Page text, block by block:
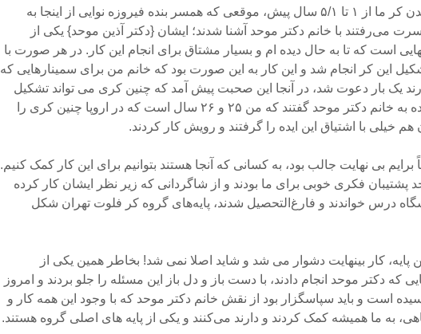
ایده تشکیل شدن کر ما از ۱ تا ۵/۱ سال پیش، موقعی که همسر بنده فیروزه نوایی از اینجا به
می‌رفتند با خانم دکتر موحد آشنا شدند؛ ایشان {دکتر آذین موحد} یکی از
است که تا به حال دیده ام و بسیار مشتاق برای انجام این کار. در هر صورت با
این کر انجام شد و این کار به این صورت بود که خانم من برای سمینارهایی که
یک بار دعوت شد، در آنجا این صحبت پیش آمد که چنین کری می تواند تشکیل
شود و خانم بنده به خانم دکتر موحد گفتند که من ۲۵ و ۲۶ سال است که در اروپا چنین کری را
هم خیلی با اشتیاق این ایده را گرفتند و رویش کار کردند.
بی نهایت جالب بود، به کسانی که آنجا هستند بتوانیم برای این کار کمک کنیم.
پشتیبان فکری خوبی برای ما بودند و از شاگردانی که زیر نظر ایشان کار کرده
درس خواندند و فارغ‌التحصیل شدند، پایه‌های گروه کر فلوت تهران شکل
پایه، کار بینهایت دشوار می شد و شاید اصلا نمی شد! بخاطر همین یکی از
که دکتر موحد انجام دادند، با دست باز و دل باز این مسئله را جلو بردند و امروز
است و باید سپاسگزار بود از نقش خانم دکتر موحد که با وجود این همه کار و
به ما همیشه کمک کردند و دارند می‌کنند و یکی از پایه های اصلی گروه هستند.